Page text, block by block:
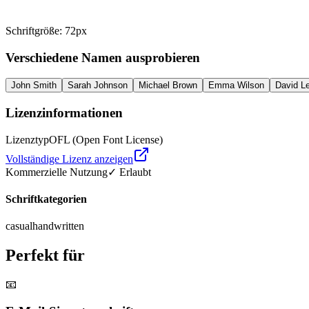
Schriftgröße: 72px
Verschiedene Namen ausprobieren
John Smith Sarah Johnson Michael Brown Emma Wilson David
Lizenzinformationen
LizenztypOFL (Open Font License)
Vollständige Lizenz anzeigen
Kommerzielle Nutzung✓ Erlaubt
Schriftkategorien
casualhandwritten
Perfekt für
📧